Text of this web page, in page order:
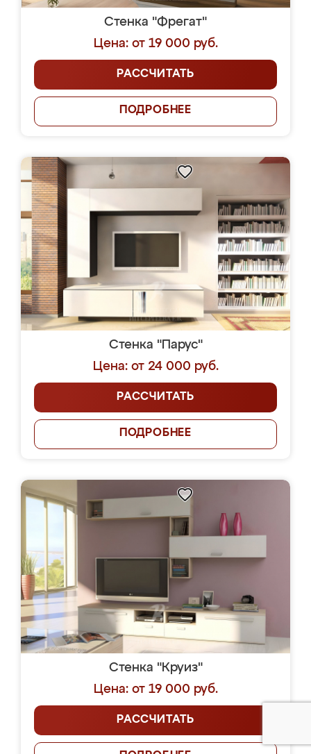
Стенка "Фрегат"
Цена: от 19 000 руб.
РАССЧИТАТЬ
ПОДРОБНЕЕ
Стенка "Парус"
Цена: от 24 000 руб.
РАССЧИТАТЬ
ПОДРОБНЕЕ
Стенка "Круиз"
Цена: от 19 000 руб.
РАССЧИТАТЬ